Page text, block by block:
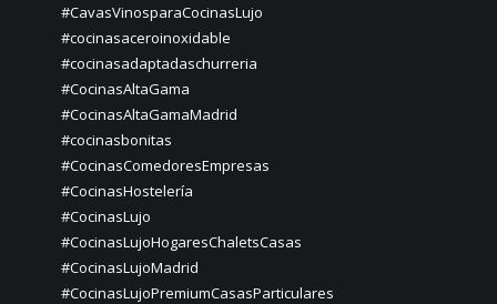
#CavasVinosparaCocinasLujo
#cocinasaceroinoxidable
#cocinasadaptadaschurreria
#CocinasAltaGama
#CocinasAltaGamaMadrid
#cocinasbonitas
#CocinasComedoresEmpresas
#CocinasHostelería
#CocinasLujo
#CocinasLujoHogaresChaletsCasas
#CocinasLujoMadrid
#CocinasLujoPremiumCasasParticulares